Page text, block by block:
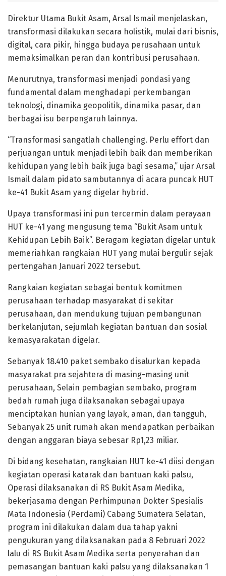
Direktur Utama Bukit Asam, Arsal Ismail menjelaskan,
transformasi dilakukan secara holistik, mulai dari bisnis,
digital, cara pikir, hingga budaya perusahaan untuk
memaksimalkan peran dan kontribusi perusahaan.
Menurutnya, transformasi menjadi pondasi yang
fundamental dalam menghadapi perkembangan
teknologi, dinamika geopolitik, dinamika pasar, dan
berbagai isu berpengaruh lainnya.
“Transformasi sangatlah challenging. Perlu effort dan
perjuangan untuk menjadi lebih baik dan memberikan
kehidupan yang lebih baik juga bagi sesama,” ujar Arsal
Ismail dalam pidato sambutannya di acara puncak HUT
ke-41 Bukit Asam yang digelar hybrid.
Upaya transformasi ini pun tercermin dalam perayaan
HUT ke-41 yang mengusung tema “Bukit Asam untuk
Kehidupan Lebih Baik”. Beragam kegiatan digelar untuk
memeriahkan rangkaian HUT yang mulai bergulir sejak
pertengahan Januari 2022 tersebut.
Rangkaian kegiatan sebagai bentuk komitmen
perusahaan terhadap masyarakat di sekitar
perusahaan, dan mendukung tujuan pembangunan
berkelanjutan, sejumlah kegiatan bantuan dan sosial
kemasyarakatan digelar.
Sebanyak 18.410 paket sembako disalurkan kepada
masyarakat pra sejahtera di masing-masing unit
perusahaan, Selain pembagian sembako, program
bedah rumah juga dilaksanakan sebagai upaya
menciptakan hunian yang layak, aman, dan tangguh,
Sebanyak 25 unit rumah akan mendapatkan perbaikan
dengan anggaran biaya sebesar Rp1,23 miliar.
Di bidang kesehatan, rangkaian HUT ke-41 diisi dengan
kegiatan operasi katarak dan bantuan kaki palsu,
Operasi dilaksanakan di RS Bukit Asam Medika,
bekerjasama dengan Perhimpunan Dokter Spesialis
Mata Indonesia (Perdami) Cabang Sumatera Selatan,
program ini dilakukan dalam dua tahap yakni
pengukuran yang dilaksanakan pada 8 Februari 2022
lalu di RS Bukit Asam Medika serta penyerahan dan
pemasangan bantuan kaki palsu yang dilaksanakan 1